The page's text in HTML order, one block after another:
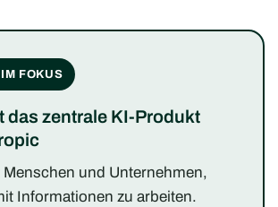
FOKUS
das zentrale KI-Produkt
Menschen und Unternehmen,
Informationen zu arbeiten.